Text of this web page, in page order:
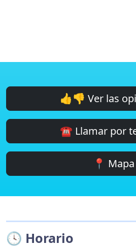
👍👎 Ver las
☎️ Llamar por
📍 Mapa
🕓 Horario